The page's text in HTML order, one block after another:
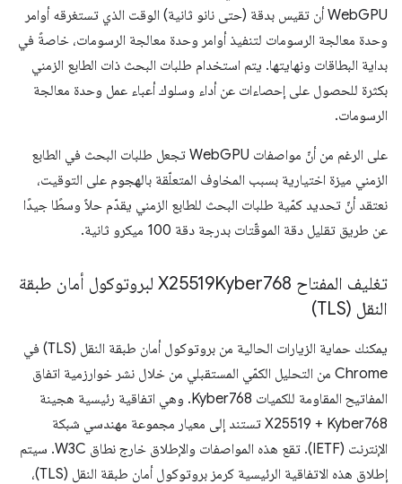
WebGPU أن تقيس بدقة (حتى نانو ثانية) الوقت الذي تستغرقه أوامر
وحدة معالجة الرسومات لتنفيذ أوامر وحدة معالجة الرسومات، خاصةً في
بداية البطاقات ونهايتها. يتم استخدام طلبات البحث ذات الطابع الزمني
بكثرة للحصول على إحصاءات عن أداء وسلوك أعباء عمل وحدة معالجة
الرسومات.
على الرغم من أنّ مواصفات WebGPU تجعل طلبات البحث في الطابع
الزمني ميزة اختيارية بسبب المخاوف المتعلّقة بالهجوم على التوقيت،
نعتقد أنّ تحديد كمّية طلبات البحث للطابع الزمني يقدّم حلاً وسطًا جيدًا
عن طريق تقليل دقة الموقّتات بدرجة دقة 100 ميكرو ثانية.
تغليف المفتاح X25519Kyber768 لبروتوكول أمان طبقة
النقل (TLS)
يمكنك حماية الزيارات الحالية من بروتوكول أمان طبقة النقل (TLS) في
Chrome من التحليل الكمّي المستقبلي من خلال نشر خوارزمية اتفاق
المفاتيح المقاومة للكميات Kyber768. وهي اتفاقية رئيسية هجينة
X25519 + Kyber768 تستند إلى معيار مجموعة مهندسي شبكة
الإنترنت (IETF). تقع هذه المواصفات والإطلاق خارج نطاق W3C. سيتم
إطلاق هذه الاتفاقية الرئيسية كرمز بروتوكول أمان طبقة النقل (TLS)،